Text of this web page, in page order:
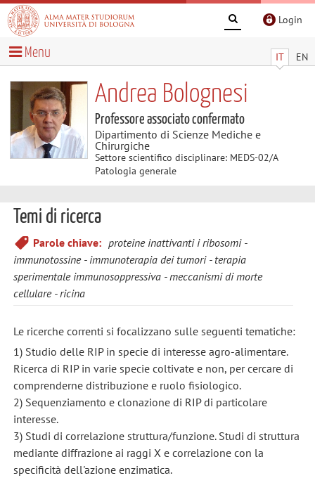
Login
IT EN
Menu
Andrea Bolognesi
Professore associato confermato
Dipartimento di Scienze Mediche e
Chirurgiche
Settore scientifico disciplinare: MEDS-02/A
Patologia generale
Temi di ricerca
Parole chiave: proteine inattivanti i ribosomi
immunotossine
immunoterapia dei tumori
terapia
sperimentale immunosoppressiva
meccanismi di morte
cellulare
ricina
Le ricerche correnti si focalizzano sulle seguenti tematiche:
1) Studio delle RIP in specie di interesse agro-alimentare.
Ricerca di RIP in varie specie coltivate e non, per cercare di
comprenderne distribuzione e ruolo fisiologico.
2) Sequenziamento e clonazione di RIP di particolare
interesse.
3) Studi di correlazione struttura/funzione. Studi di struttura
mediante diffrazione ai raggi X e correlazione con la
specificità dell'azione enzimatica.